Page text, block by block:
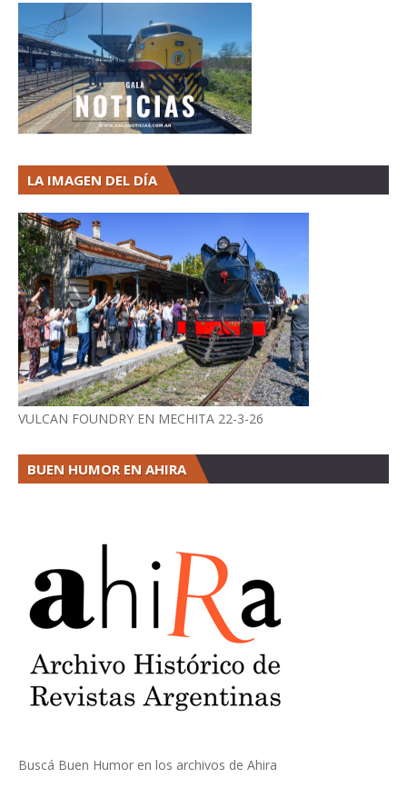
LA IMAGEN DEL DÍA
VULCAN FOUNDRY EN MECHITA 22-3-26
BUEN HUMOR EN AHIRA
Buscá Buen Humor en los archivos de Ahira